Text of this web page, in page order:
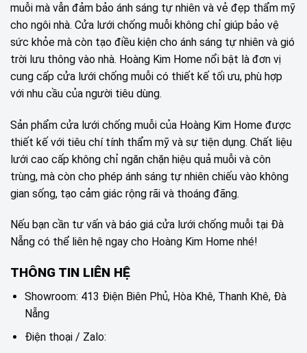
muỗi mà vẫn đảm bảo ánh sáng tự nhiên và vẻ đẹp thẩm mỹ
cho ngôi nhà. Cửa lưới chống muỗi không chỉ giúp bảo vệ
sức khỏe mà còn tạo điều kiện cho ánh sáng tự nhiên và gió
trời lưu thông vào nhà. Hoàng Kim Home nổi bật là đơn vị
cung cấp cửa lưới chống muỗi có thiết kế tối ưu, phù hợp
với nhu cầu của người tiêu dùng.
Sản phẩm cửa lưới chống muỗi của Hoàng Kim Home được
thiết kế với tiêu chí tính thẩm mỹ và sự tiện dụng. Chất liệu
lưới cao cấp không chỉ ngăn chặn hiệu quả muỗi và côn
trùng, mà còn cho phép ánh sáng tự nhiên chiếu vào không
gian sống, tạo cảm giác rộng rãi và thoáng đãng.
Nếu bạn cần tư vấn và báo giá cửa lưới chống muỗi tại Đà
Nẵng có thể liên hệ ngay cho Hoàng Kim Home nhé!
THÔNG TIN LIÊN HỆ
Showroom: 413 Điện Biên Phủ, Hòa Khê, Thanh Khê, Đà
Nẵng
Điện thoại / Zalo: